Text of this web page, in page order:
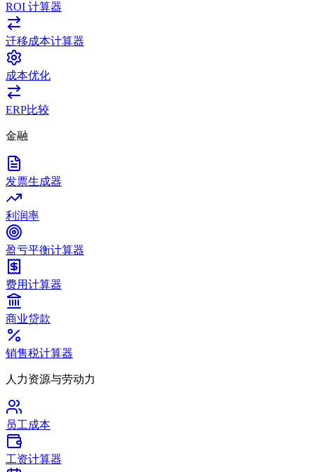
ROI 计算器
迁移成本计算器
成本优化
ERP比较
金融
发票生成器
利润率
盈亏平衡计算器
费用计算器
商业贷款
销售税计算器
人力资源与劳动力
员工成本
工资计算器